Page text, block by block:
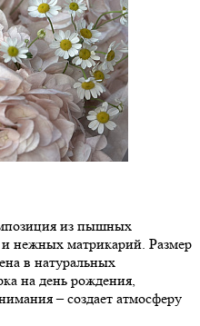
из пышных
нежных матрикарий. Размер
в натуральных
на день рождения,
– создает атмосферу